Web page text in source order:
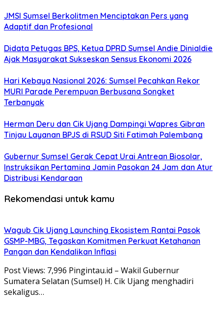
JMSI Sumsel Berkolitmen Menciptakan Pers yang
Adaptif dan Profesional
Didata Petugas BPS, Ketua DPRD Sumsel Andie Dinialdie
Ajak Masyarakat Sukseskan Sensus Ekonomi 2026
Hari Kebaya Nasional 2026: Sumsel Pecahkan Rekor
MURI Parade Perempuan Berbusana Songket
Terbanyak
Herman Deru dan Cik Ujang Dampingi Wapres Gibran
Tinjau Layanan BPJS di RSUD Siti Fatimah Palembang
Gubernur Sumsel Gerak Cepat Urai Antrean Biosolar,
Instruksikan Pertamina Jamin Pasokan 24 Jam dan Atur
Distribusi Kendaraan
Rekomendasi untuk kamu
Wagub Cik Ujang Launching Ekosistem Rantai Pasok
GSMP-MBG, Tegaskan Komitmen Perkuat Ketahanan
Pangan dan Kendalikan Inflasi
Post Views: 7,996 Pingintau.id – Wakil Gubernur
Sumatera Selatan (Sumsel) H. Cik Ujang menghadiri
sekaligus…